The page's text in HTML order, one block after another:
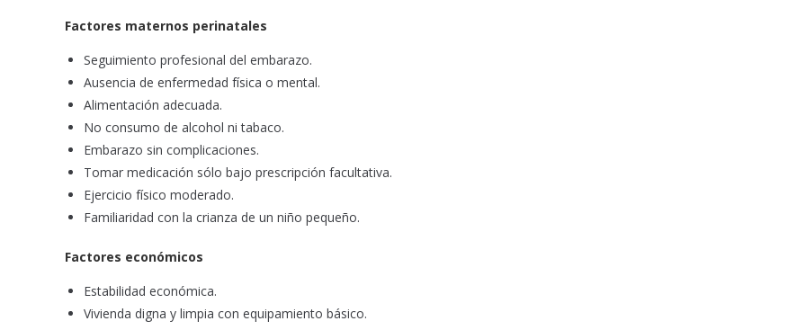
Factores maternos perinatales
Seguimiento profesional del embarazo.
Ausencia de enfermedad física o mental.
Alimentación adecuada.
No consumo de alcohol ni tabaco.
Embarazo sin complicaciones.
Tomar medicación sólo bajo prescripción facultativa.
Ejercicio físico moderado.
Familiaridad con la crianza de un niño pequeño.
Factores económicos
Estabilidad económica.
Vivienda digna y limpia con equipamiento básico.